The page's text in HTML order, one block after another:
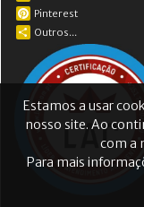
Estamos a usar
nosso site. Ao
com a
Para mais
Pinterest
Outros...